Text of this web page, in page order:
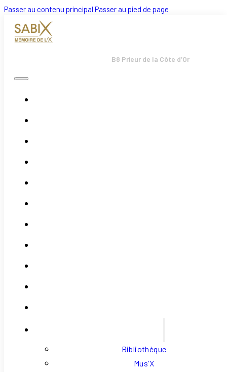
Passer au contenu principal Passer au pied de page
B8 Prieur de la Côte d’Or
Bibliothèque
Mus’X